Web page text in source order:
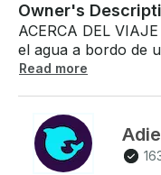
Owner's
ACERCA DEL VIAJE Disfrute de un día inolvidable en
el agua a bordo de
Boat de 29 pies,
aniversario o
experiencia única
ofrece lo mejor de
Read more